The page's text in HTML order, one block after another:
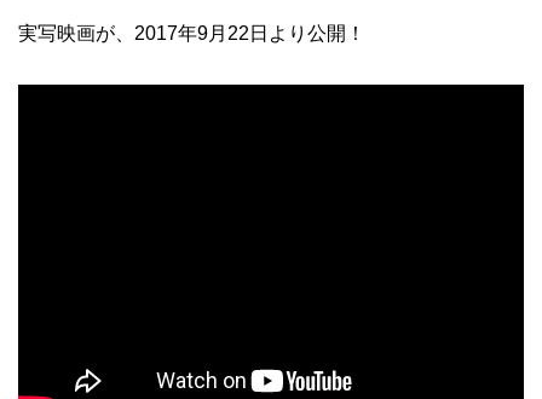
実写映画が、2017年9月22日より公開！